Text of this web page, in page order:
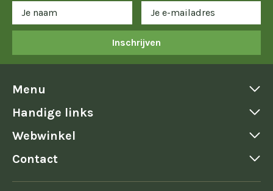
Inschrijven
Menu
Handige links
Webwinkel
Contact